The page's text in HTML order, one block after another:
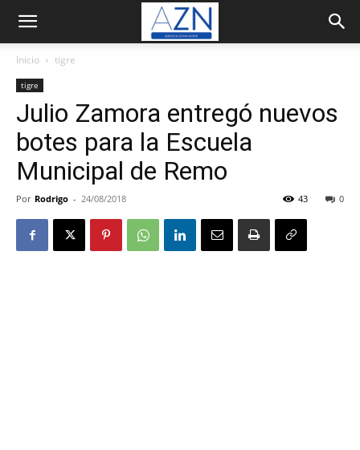
Inicio tigre
tigre
Julio Zamora entregó nuevos
botes para la Escuela
Municipal de Remo
Por Rodrigo - 24/08/2018 0
43